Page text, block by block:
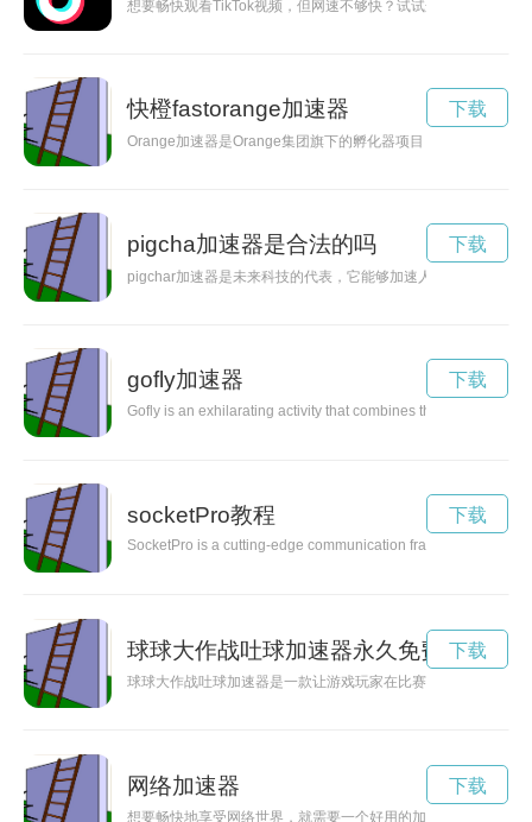
想要畅快观看TikTok视频，但网速不够快？试试这款免费加速器
快橙fastorange加速器
Orange加速器是Orange集团旗下的孵化器项目，旨在为创新
下载
pigcha加速器是合法的吗
pigchar加速器是未来科技的代表，它能够加速人类的进步，为
下载
gofly加速器
Gofly is an exhilarating activity that combines the thrill of
下载
socketPro教程
SocketPro is a cutting-edge communication framework that
下载
球球大作战吐球加速器永久免费版
球球大作战吐球加速器是一款让游戏玩家在比赛中获得优势的
下载
网络加速器
想要畅快地享受网络世界，就需要一个好用的加速器。下面推
下载